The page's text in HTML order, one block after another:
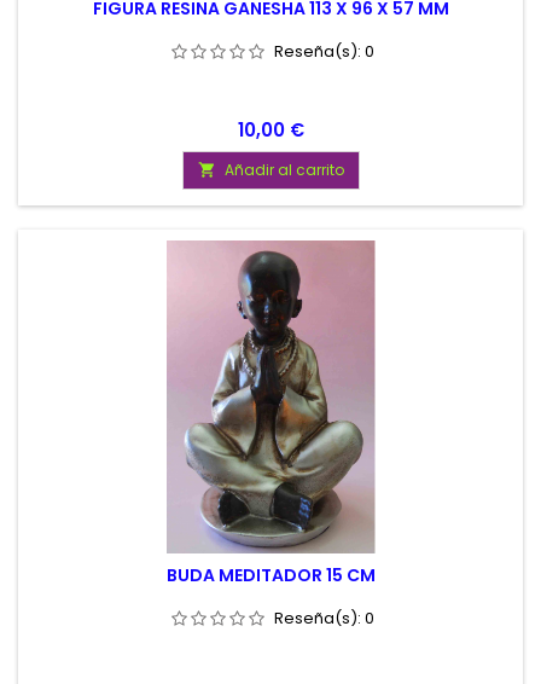
FIGURA RESINA GANESHA 113 X 96 X 57 MM
Reseña(s): 0
Precio
10,00 €
 Añadir al carrito
BUDA MEDITADOR 15 CM
Reseña(s): 0